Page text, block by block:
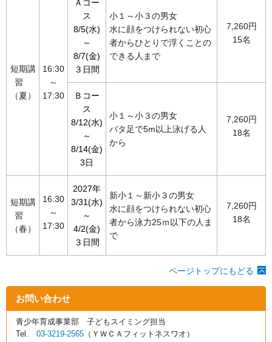
短期講
習
（夏）
16:30
～
17:30
Ａコー
ス
8/5(水)
～
8/7(金)
３日間
小１～小３の男女
水に顔をつけられない初心
者からひとりで浮くことの
できる人まで
7,260円
15名
Ｂコー
ス
8/12(水)
～
8/14(金)
3日
小１～小３の男女
バタ足で5m以上泳げる人
から
7,260円
18名
短期講
習
（春）
16:30
～
17:30
2027年
3/31(水)
～
4/2(金)
３日間
新小１～新小３の男女
水に顔をつけられない初心
者から泳力25ｍ以下の人ま
で
7,260円
18名
ページトップにもどる
お問い合わせ
青少年育成事業部 子どもスイミング担当
Tel. 03-3219-2565 （ＹＷＣＡフィットネスワオ）